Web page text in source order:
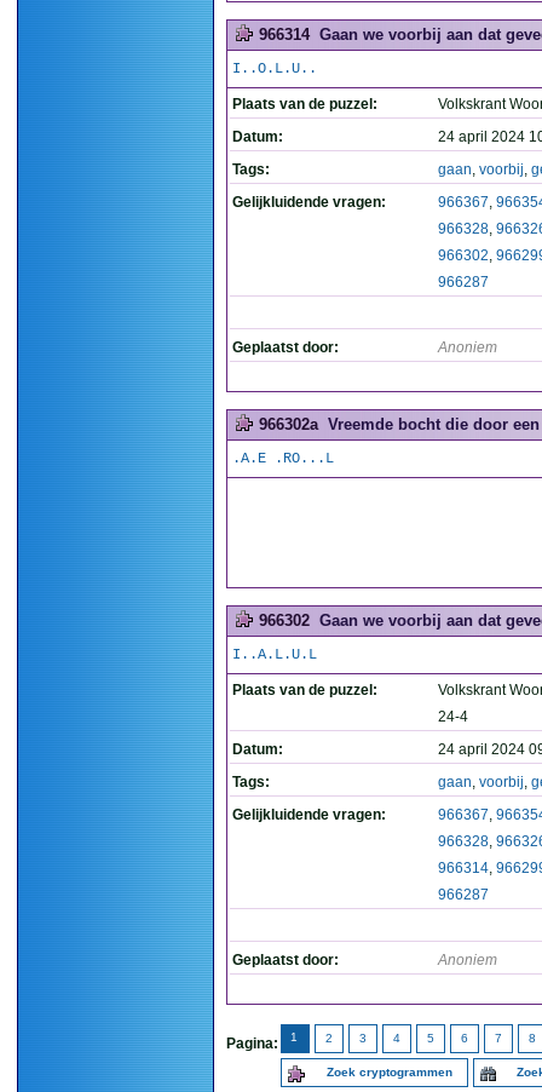
966314 Gaan we voorbij aan dat
I..O.L.U..
Plaats van de puzzel:
Volkskrant
Datum:
24 april 2024
Tags:
gaan, voorbij,
Gelijkluidende vragen:
966367,
966328,
966302,
966287
Geplaatst door: Anoniem
966302a Vreemde bocht die door
.A.E .RO...L
966302 Gaan we voorbij aan dat
I..A.L.U.L
Plaats van de puzzel:
Volkskrant
24-4
Datum:
24 april 2024
Tags:
gaan, voorbij,
Gelijkluidende vragen:
966367,
966328,
966314,
966287
Geplaatst door: Anoniem
Pagina: 1 2 3 4 5 6 7 8
Zoek cryptogrammen